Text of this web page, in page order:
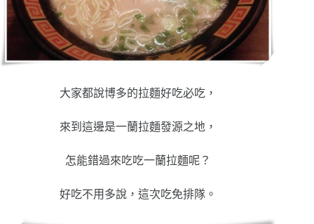
大家都說博多的拉麵好吃必吃，
來到這邊是一蘭拉麵發源之地，
怎能錯過來吃吃一蘭拉麵呢？
好吃不用多說，這次吃免排隊。